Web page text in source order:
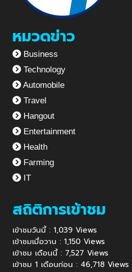
หมวดข่าว
Business
Technology
Automobile
Travel
Hangout
Entertainment
Health
Farming
IT
สถิติการเข้าชม
เข้าชมวันนี้ : 1,039 Views
เข้าชมเมื่อวาน : 1,150 Views
เข้าชม เดือนนี้ : 7,527 Views
เข้าชม 1 เดือนก่อน : 46,718 Views